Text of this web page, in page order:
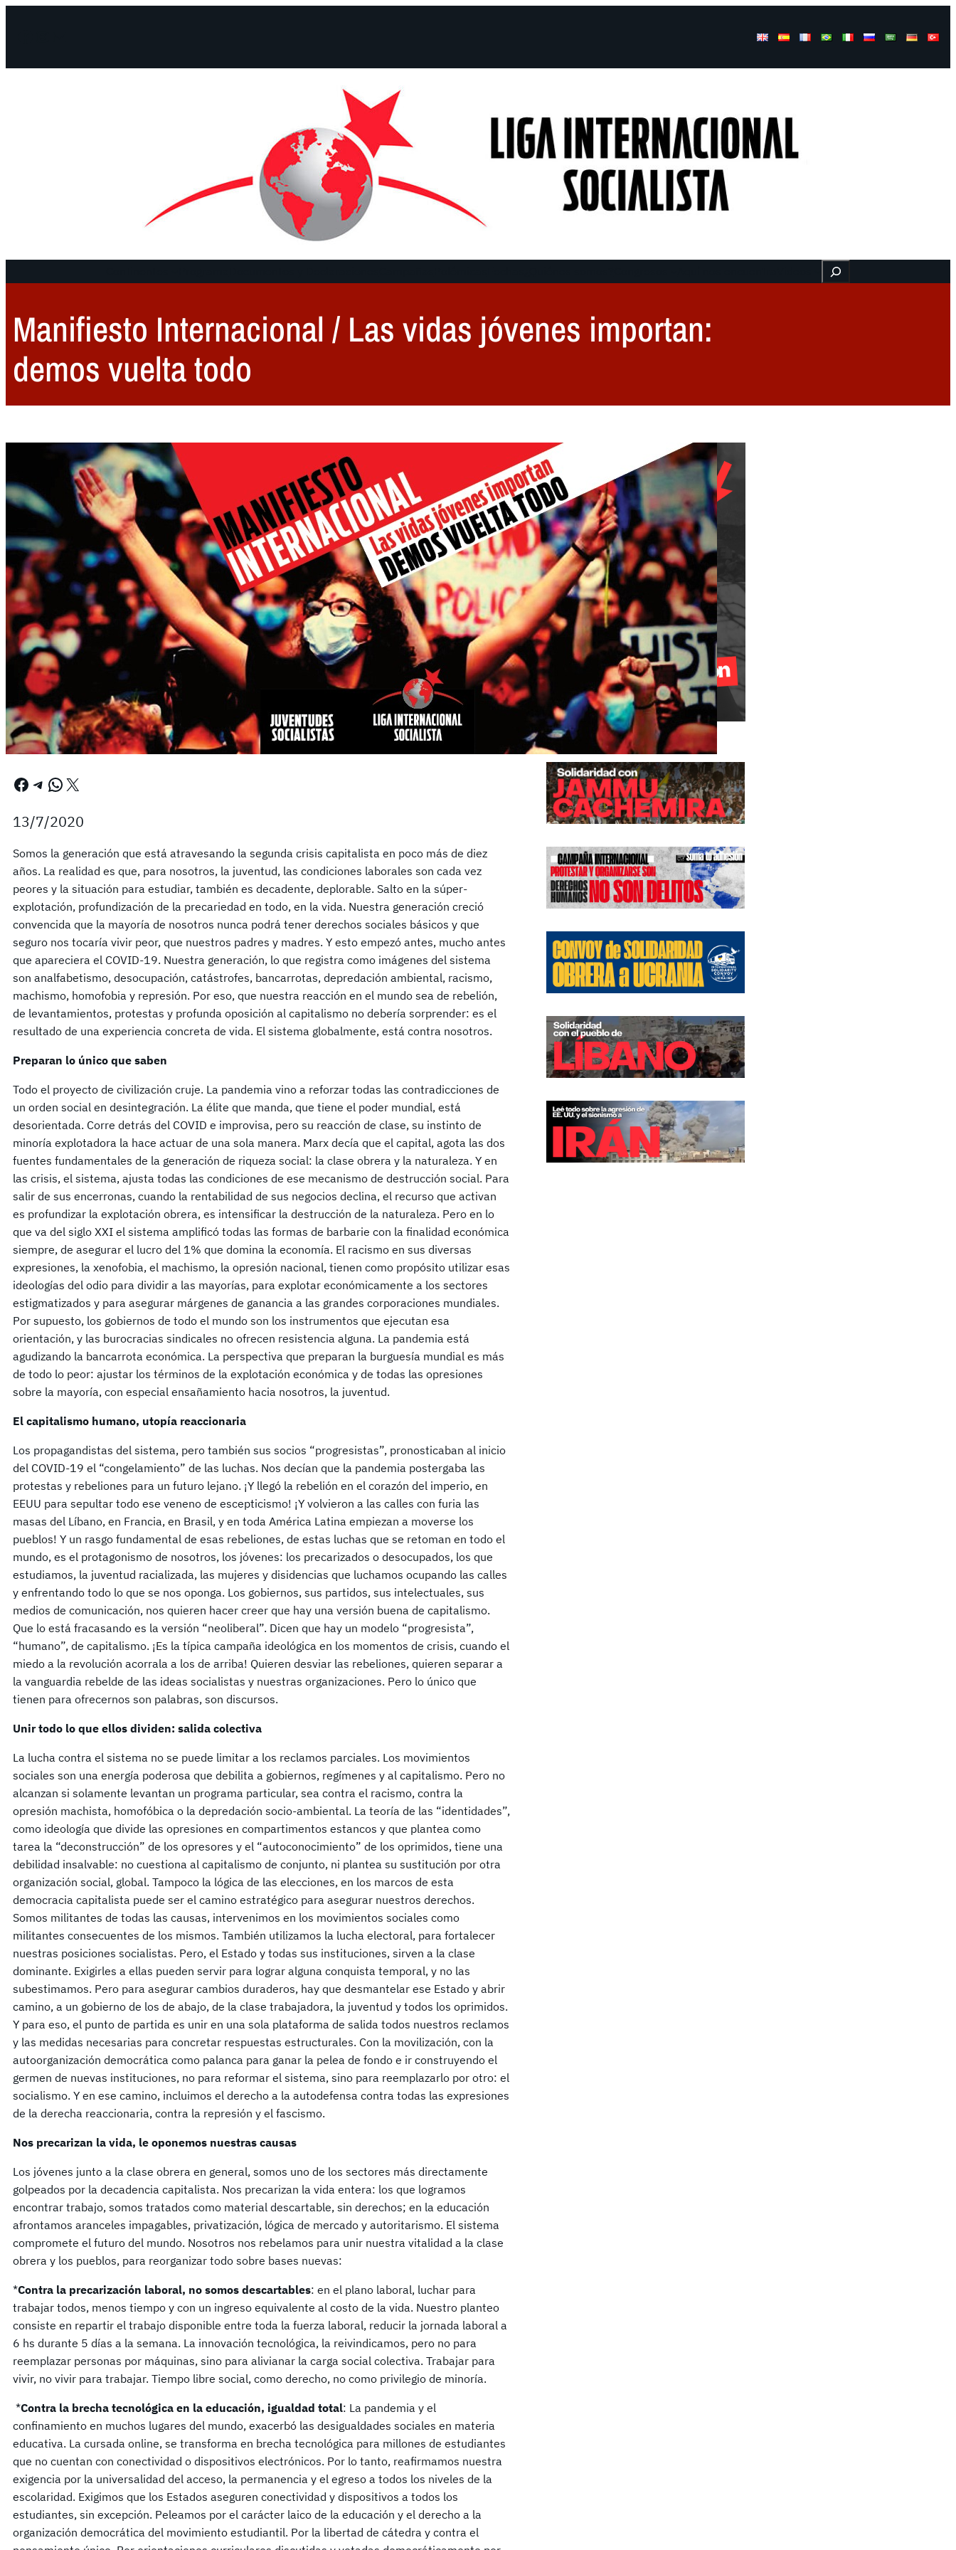
Buscar
Manifiesto Internacional / Las vidas jóvenes importan:
demos vuelta todo
Facebook Telegram WhatsApp X
13/7/2020
Somos la generación que está atravesando la segunda crisis capitalista en poco más de diez
años. La realidad es que, para nosotros, la juventud, las condiciones laborales son cada vez
peores y la situación para estudiar, también es decadente, deplorable. Salto en la súper-
explotación, profundización de la precariedad en todo, en la vida. Nuestra generación creció
convencida que la mayoría de nosotros nunca podrá tener derechos sociales básicos y que
seguro nos tocaría vivir peor, que nuestros padres y madres. Y esto empezó antes, mucho antes
que apareciera el COVID-19. Nuestra generación, lo que registra como imágenes del sistema
son analfabetismo, desocupación, catástrofes, bancarrotas, depredación ambiental, racismo,
machismo, homofobia y represión. Por eso, que nuestra reacción en el mundo sea de rebelión,
de levantamientos, protestas y profunda oposición al capitalismo no debería sorprender: es el
resultado de una experiencia concreta de vida. El sistema globalmente, está contra nosotros.
Preparan lo único que saben
Todo el proyecto de civilización cruje. La pandemia vino a reforzar todas las contradicciones de
un orden social en desintegración. La élite que manda, que tiene el poder mundial, está
desorientada. Corre detrás del COVID e improvisa, pero su reacción de clase, su instinto de
minoría explotadora la hace actuar de una sola manera. Marx decía que el capital, agota las dos
fuentes fundamentales de la generación de riqueza social: la clase obrera y la naturaleza. Y en
las crisis, el sistema, ajusta todas las condiciones de ese mecanismo de destrucción social. Para
salir de sus encerronas, cuando la rentabilidad de sus negocios declina, el recurso que activan
es profundizar la explotación obrera, es intensificar la destrucción de la naturaleza. Pero en lo
que va del siglo XXI el sistema amplificó todas las formas de barbarie con la finalidad económica
siempre, de asegurar el lucro del 1% que domina la economía. El racismo en sus diversas
expresiones, la xenofobia, el machismo, la opresión nacional, tienen como propósito utilizar esas
ideologías del odio para dividir a las mayorías, para explotar económicamente a los sectores
estigmatizados y para asegurar márgenes de ganancia a las grandes corporaciones mundiales.
Por supuesto, los gobiernos de todo el mundo son los instrumentos que ejecutan esa
orientación, y las burocracias sindicales no ofrecen resistencia alguna. La pandemia está
agudizando la bancarrota económica. La perspectiva que preparan la burguesía mundial es más
de todo lo peor: ajustar los términos de la explotación económica y de todas las opresiones
sobre la mayoría, con especial ensañamiento hacia nosotros, la juventud.
El capitalismo humano, utopía reaccionaria
Los propagandistas del sistema, pero también sus socios “progresistas”, pronosticaban al inicio
del COVID-19 el “congelamiento” de las luchas. Nos decían que la pandemia postergaba las
protestas y rebeliones para un futuro lejano. ¡Y llegó la rebelión en el corazón del imperio, en
EEUU para sepultar todo ese veneno de escepticismo! ¡Y volvieron a las calles con furia las
masas del Líbano, en Francia, en Brasil, y en toda América Latina empiezan a moverse los
pueblos! Y un rasgo fundamental de esas rebeliones, de estas luchas que se retoman en todo el
mundo, es el protagonismo de nosotros, los jóvenes: los precarizados o desocupados, los que
estudiamos, la juventud racializada, las mujeres y disidencias que luchamos ocupando las calles
y enfrentando todo lo que se nos oponga. Los gobiernos, sus partidos, sus intelectuales, sus
medios de comunicación, nos quieren hacer creer que hay una versión buena de capitalismo.
Que lo está fracasando es la versión “neoliberal”. Dicen que hay un modelo “progresista”,
“humano”, de capitalismo. ¡Es la típica campaña ideológica en los momentos de crisis, cuando el
miedo a la revolución acorrala a los de arriba! Quieren desviar las rebeliones, quieren separar a
la vanguardia rebelde de las ideas socialistas y nuestras organizaciones. Pero lo único que
tienen para ofrecernos son palabras, son discursos.
Unir todo lo que ellos dividen: salida colectiva
La lucha contra el sistema no se puede limitar a los reclamos parciales. Los movimientos
sociales son una energía poderosa que debilita a gobiernos, regímenes y al capitalismo. Pero no
alcanzan si solamente levantan un programa particular, sea contra el racismo, contra la
opresión machista, homofóbica o la depredación socio-ambiental. La teoría de las “identidades”,
como ideología que divide las opresiones en compartimentos estancos y que plantea como
tarea la “deconstrucción” de los opresores y el “autoconocimiento” de los oprimidos, tiene una
debilidad insalvable: no cuestiona al capitalismo de conjunto, ni plantea su sustitución por otra
organización social, global. Tampoco la lógica de las elecciones, en los marcos de esta
democracia capitalista puede ser el camino estratégico para asegurar nuestros derechos.
Somos militantes de todas las causas, intervenimos en los movimientos sociales como
militantes consecuentes de los mismos. También utilizamos la lucha electoral, para fortalecer
nuestras posiciones socialistas. Pero, el Estado y todas sus instituciones, sirven a la clase
dominante. Exigirles a ellas pueden servir para lograr alguna conquista temporal, y no las
subestimamos. Pero para asegurar cambios duraderos, hay que desmantelar ese Estado y abrir
camino, a un gobierno de los de abajo, de la clase trabajadora, la juventud y todos los oprimidos.
Y para eso, el punto de partida es unir en una sola plataforma de salida todos nuestros reclamos
y las medidas necesarias para concretar respuestas estructurales. Con la movilización, con la
autoorganización democrática como palanca para ganar la pelea de fondo e ir construyendo el
germen de nuevas instituciones, no para reformar el sistema, sino para reemplazarlo por otro: el
socialismo. Y en ese camino, incluimos el derecho a la autodefensa contra todas las expresiones
de la derecha reaccionaria, contra la represión y el fascismo.
Nos precarizan la vida, le oponemos nuestras causas
Los jóvenes junto a la clase obrera en general, somos uno de los sectores más directamente
golpeados por la decadencia capitalista. Nos precarizan la vida entera: los que logramos
encontrar trabajo, somos tratados como material descartable, sin derechos; en la educación
afrontamos aranceles impagables, privatización, lógica de mercado y autoritarismo. El sistema
compromete el futuro del mundo. Nosotros nos rebelamos para unir nuestra vitalidad a la clase
obrera y los pueblos, para reorganizar todo sobre bases nuevas:
*Contra la precarización laboral, no somos descartables: en el plano laboral, luchar para
trabajar todos, menos tiempo y con un ingreso equivalente al costo de la vida. Nuestro planteo
consiste en repartir el trabajo disponible entre toda la fuerza laboral, reducir la jornada laboral a
6 hs durante 5 días a la semana. La innovación tecnológica, la reivindicamos, pero no para
reemplazar personas por máquinas, sino para alivianar la carga social colectiva. Trabajar para
vivir, no vivir para trabajar. Tiempo libre social, como derecho, no como privilegio de minoría.
*Contra la brecha tecnológica en la educación, igualdad total: La pandemia y el
confinamiento en muchos lugares del mundo, exacerbó las desigualdades sociales en materia
educativa. La cursada online, se transforma en brecha tecnológica para millones de estudiantes
que no cuentan con conectividad o dispositivos electrónicos. Por lo tanto, reafirmamos nuestra
exigencia por la universalidad del acceso, la permanencia y el egreso a todos los niveles de la
escolaridad. Exigimos que los Estados aseguren conectividad y dispositivos a todos los
estudiantes, sin excepción. Peleamos por el carácter laico de la educación y el derecho a la
organización democrática del movimiento estudiantil. Por la libertad de cátedra y contra el
Ediciones anteriores